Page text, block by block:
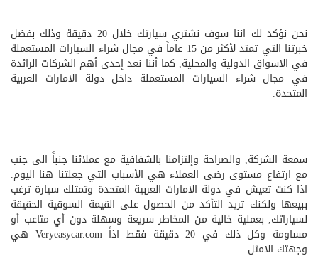
نحن نؤكد لك اننا سوف نشتري سيارتك خلال 20 دقيقة وذلك بفضل
خبرتنا التي تمتد لأكثر من 15 عاماً في مجال شراء السيارات المستعملة
في الاسواق الدولية والمحلية, كما أننا نعد إحدى أهم الشركات الرائدة
في مجال شراء السيارات المستعملة داخل دولة الامارات العربية
المتحدة.
سمعة الشركة, والصراحة وإلتزامنا بالشفافية مع عملائنا جنباً الى جنب
مع ارتفاع مستوى رضى العملاء هي الأسباب التي جعلتنا هنا اليوم.
اذا كنت تعيش في دولة الامارات العربية المتحدة وتمتلك سيارة ترغب
ببيعها ولكنك تريد التأكد من الحصول على القيمة السوقية الحقيقة
لسياراتك, بعملية خالية من المخاطر سريعة وسهلة دون أي متاعب أو
مساومة وكل ذلك في 20 دقيقة فقط اذاً Veryeasycar.com هي
وجهتك الامثل.